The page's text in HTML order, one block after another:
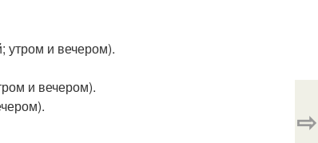
утром и вечером).
и вечером).
⇨